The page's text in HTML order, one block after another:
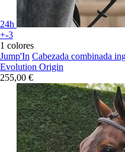
24h
+-3
1 colores
Jump'In Cabezada combinada
Evolution Origin
255,00 €